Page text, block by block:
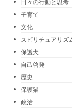
日々の行動と思考
子育て
文化
スピリチュアリズ
保護犬
自己啓発
歴史
保護猫
政治